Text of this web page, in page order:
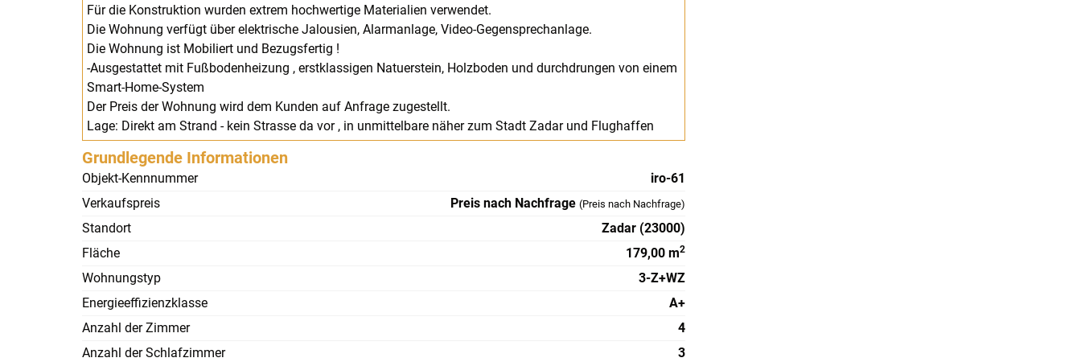
Für die Konstruktion wurden extrem hochwertige Materialien verwendet.
Die Wohnung verfügt über elektrische Jalousien, Alarmanlage, Video-Gegensprechanlage.
Die Wohnung ist Mobiliert und Bezugsfertig !
-Ausgestattet mit Fußbodenheizung , erstklassigen Natuerstein, Holzboden und durchdrungen von einem
Smart-Home-System
Der Preis der Wohnung wird dem Kunden auf Anfrage zugestellt.
Lage: Direkt am Strand - kein Strasse da vor , in unmittelbare näher zum Stadt Zadar und Flughaffen
Grundlegende Informationen
Objekt-Kennnummer
iro-61
Verkaufspreis
Preis nach Nachfrage (Preis nach Nachfrage)
Standort
Zadar (23000)
Fläche
179,00 m2
Wohnungstyp
3-Z+WZ
Energieeffizienzklasse
A+
Anzahl der Zimmer
4
Anzahl der Schlafzimmer
3